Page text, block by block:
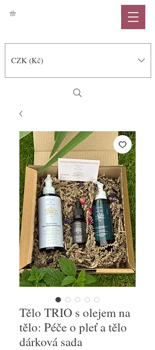
CZK (Kč)
Tělo TRIO s olejem na
tělo: Péče o pleť a tělo
dárková sada